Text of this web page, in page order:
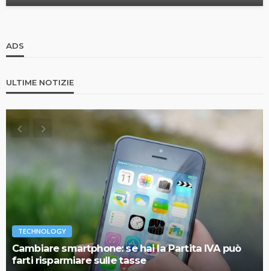
ADS
ULTIME NOTIZIE
TECHNOLOGY
Cambiare smartphone: se hai la Partita IVA può
farti risparmiare sulle tasse